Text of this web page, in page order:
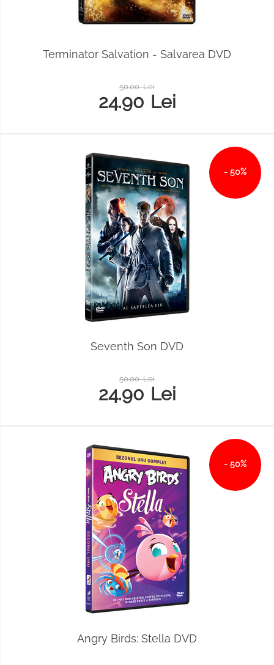
Terminator Salvation - Salvarea DVD
50.00 Lei
24.90 Lei
- 50%
Seventh Son DVD
50.00 Lei
24.90 Lei
- 50%
Angry Birds: Stella DVD